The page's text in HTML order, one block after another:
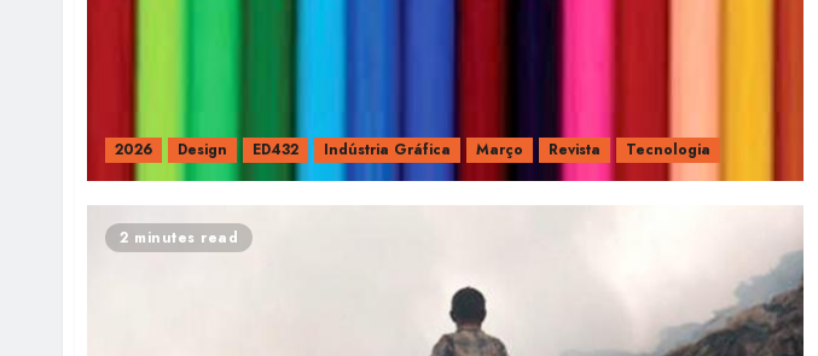
2026 Design ED432 Indústria Gráfica Março Revista Tecnologia
2 minutes read